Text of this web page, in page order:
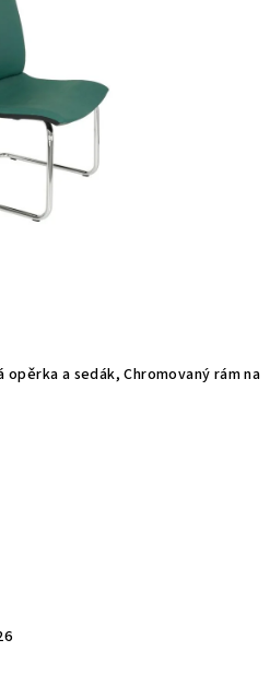
opěrka a sedák, Chromovaný rám na